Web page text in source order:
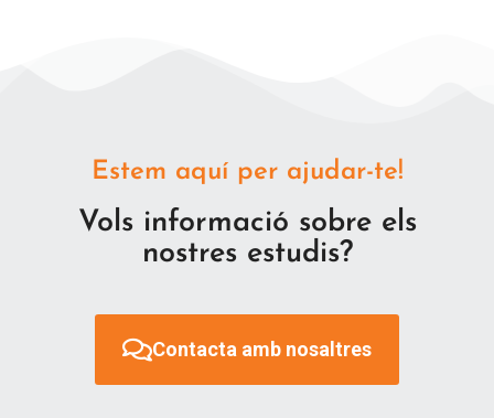
Estem aquí per ajudar-te!
Vols informació sobre els
nostres estudis?
Contacta amb nosaltres